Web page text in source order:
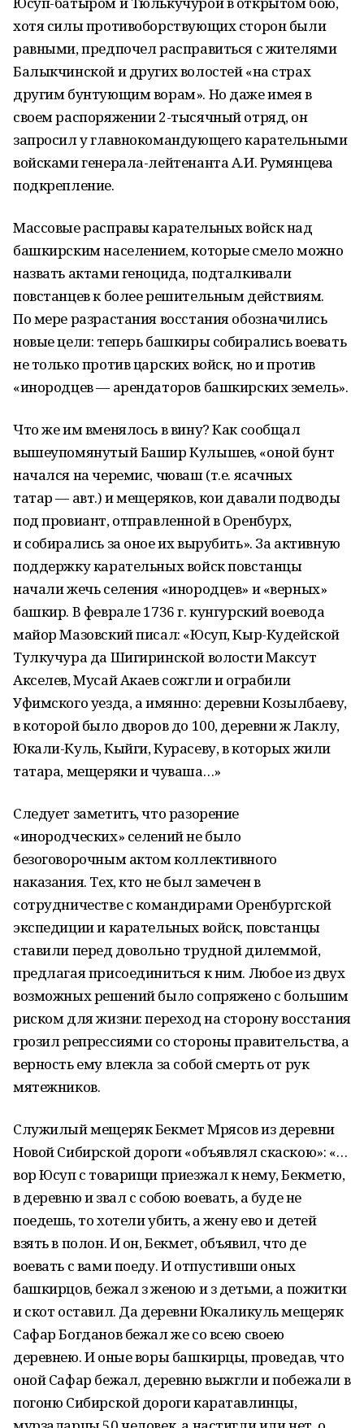
хотя силы противоборствующих сторон были
равными, предпочел расправиться с жителями
Балыкчинской и других волостей «на страх
другим бунтующим ворам». Но даже имея в
своем распоряжении 2-тысячный отряд, он
запросил у главнокомандующего карательными
войсками генерала-лейтенанта А.И. Румянцева
подкрепление.
Массовые расправы карательных войск над
башкирским населением, которые смело можно
назвать актами геноцида, подталкивали
повстанцев к более решительным действиям.
По мере разрастания восстания обозначились
новые цели: теперь башкиры собирались воевать
не только против царских войск, но и против
«инородцев — арендаторов башкирских земель».
Что же им вменялось в вину? Как сообщал
вышеупомянутый Башир Кулышев, «оной бунт
начался на черемис, чюваш (т.е. ясачных
татар — авт.) и мещеряков, кои давали подводы
под провиант, отправленной в Оренбурх,
и собирались за оное их вырубить». За активную
поддержку карательных войск повстанцы
начали жечь селения «инородцев» и «верных»
башкир. В феврале 1736 г. кунгурский воевода
майор Мазовский писал: «Юсуп, Кыр-Кудейской
Тулкучура да Шигиринской волости Максут
Акселев, Мусай Акаев сожгли и ограбили
Уфимского уезда, а имянно: деревни Козылбаеву,
в которой было дворов до 100, деревни ж Лаклу,
Юкали-Куль, Кыйги, Курасеву, в которых жили
татара, мещеряки и чуваша…»
Следует заметить, что разорение
«инородческих» селений не было
безоговорочным актом коллективного
наказания. Тех, кто не был замечен в
сотрудничестве с командирами Оренбургской
экспедиции и карательных войск, повстанцы
ставили перед довольно трудной дилеммой,
предлагая присоединиться к ним. Любое из двух
возможных решений было сопряжено с большим
риском для жизни: переход на сторону восстания
грозил репрессиями со стороны правительства, а
верность ему влекла за собой смерть от рук
мятежников.
Служилый мещеряк Бекмет Мрясов из деревни
Новой Сибирской дороги «объявлял скаскою»: «…
вор Юсуп с товарищи приезжал к нему, Бекметю,
в деревню и звал с собою воевать, а буде не
поедешь, то хотели убить, а жену ево и детей
взять в полон. И он, Бекмет, объявил, что де
воевать с вами поеду. И отпустивши оных
башкирцов, бежал з женою и з детьми, а пожитки
и скот оставил. Да деревни Юкаликуль мещеряк
Сафар Богданов бежал же со всею своею
деревнею. И оные воры башкирцы, проведав, что
оной Сафар бежал, деревню выжгли и побежали в
погоню Сибирской дороги каратавлинцы,